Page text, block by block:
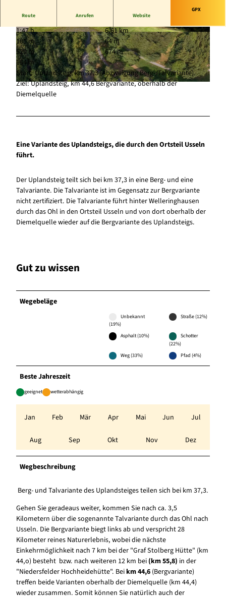
© Tourist-Information Willingen, Maik Julemann |CC-BY-SA
© (c) Klaus-Peter Kappest |CC-BY-SA © (c) Klaus-Peter Kappest | CC-BY-SA
Route Anrufen Website
GPX
1:47 h
6,61 km
185 m
64 m
520 m
674 m
154 m
Start: Uplandsteig, km 37,3 (Abzweigung Berg-/Talvariante)
Ziel: Uplandsteig, km 44,6 Bergvariante, oberhalb der
Diemelquelle
Eine Variante des Uplandsteigs, die durch den Ortsteil Usseln
führt.
Der Uplandsteig teilt sich bei km 37,3 in eine Berg- und eine
Talvariante. Die Talvariante ist im Gegensatz zur Bergvariante
nicht zertifiziert. Die Talvariante führt hinter Welleringhausen
durch das Ohl in den Ortsteil Usseln und von dort oberhalb der
Diemelquelle wieder auf die Bergvariante des Uplandsteigs.
Gut zu wissen
Wegebeläge
Unbekannt
(19%)
Straße (12%)
Asphalt (10%)
Schotter
(22%)
Weg (33%)
Pfad (4%)
Beste Jahreszeit
geeignet wetterabhängig
Jan Feb Mär Apr Mai Jun Jul
Aug Sep Okt Nov Dez
Wegbeschreibung
Berg- und Talvariante des Uplandsteiges teilen sich bei km 37,3.
Gehen Sie geradeaus weiter, kommen Sie nach ca. 3,5
Kilometern über die sogenannte Talvariante durch das Ohl nach
Usseln. Die Bergvariante biegt links ab und verspricht 28
Kilometer reines Naturerlebnis, wobei die nächste
Einkehrmöglichkeit nach 7 km bei der "Graf Stolberg Hütte" (km
44,o) besteht bzw. nach weiteren 12 km bei (km 55,8) in der
"Niedersfelder Hochheidehütte". Beikm 44,6 (Bergvariante)
treffen beide Varianten oberhalb der Diemelquelle (km 44,4)
wieder zusammen. Somit können Sie natürlich auch der